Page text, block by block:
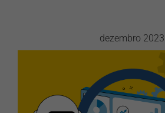
dezembro 2023
Vendas e